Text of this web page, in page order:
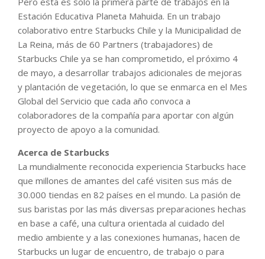
Estación Educativa Planeta Mahuida. En un trabajo
colaborativo entre Starbucks Chile y la Municipalidad de
La Reina, más de 60 Partners (trabajadores) de
Starbucks Chile ya se han comprometido, el próximo 4
de mayo, a desarrollar trabajos adicionales de mejoras
y plantación de vegetación, lo que se enmarca en el Mes
Global del Servicio que cada año convoca a
colaboradores de la compañía para aportar con algún
proyecto de apoyo a la comunidad.
Acerca de Starbucks
La mundialmente reconocida experiencia Starbucks hace
que millones de amantes del café visiten sus más de
30.000 tiendas en 82 países en el mundo. La pasión de
sus baristas por las más diversas preparaciones hechas
en base a café, una cultura orientada al cuidado del
medio ambiente y a las conexiones humanas, hacen de
Starbucks un lugar de encuentro, de trabajo o para